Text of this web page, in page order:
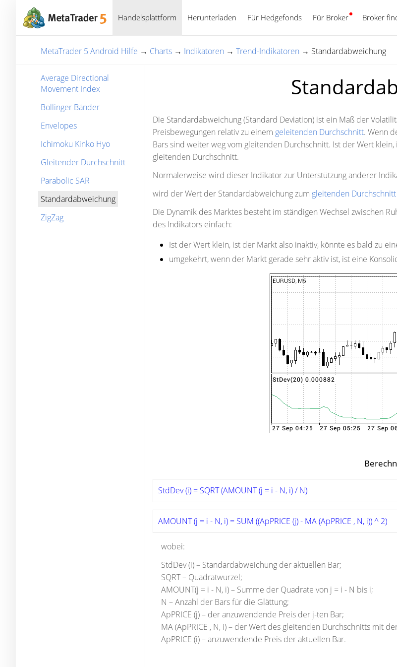
Handelsplattform Herunterladen Für Hedgefonds Für Broker Broker
Deutsch
MetaTrader 5 Android Hilfe → Charts → Indikatoren → Trend-Indikatoren → Standardabweichung
Average Directional
Movement Index
Bollinger Bänder
Envelopes
Ichimoku Kinko Hyo
Gleitender Durchschnitt
Parabolic SAR
Standardabweichung
ZigZag
Die Standardabweichung (Standard Deviation) ist ein Maß der
Preisbewegungen relativ zu einem geleitenden Durchschnitt. Wenn
Bars sind weiter weg vom gleitenden Durchschnitt. Ist der Wert
gleitenden Durchschnitt.
Normalerweise wird dieser Indikator zur Unterstützung anderer
wird der Wert der Standardabweichung zum gleitenden Durchschnitt
Die Dynamik des Marktes besteht im ständigen Wechsel zwischen
des Indikators einfach:
Ist der Wert klein, ist der Markt also inaktiv, könnte es bald zu
umgekehrt, wenn der Markt gerade sehr aktiv ist, ist eine
StdDev (i) = SQRT (AMOUNT (j = i - N, i) / N)
AMOUNT (j = i - N, i) = SUM ((ApPRICE (j) - MA (ApPRICE , N, i)) ^ 2)
wobei:
StdDev (i) – Standardabweichung der aktuellen Bar;
SQRT – Quadratwurzel;
AMOUNT(j = i - N, i) – Summe der Quadrate von j = i - N bis i;
N – Anzahl der Bars für die Glättung;
ApPRICE (j) – der anzuwendende Preis der j-ten Bar;
MA (ApPRICE , N, i) – der Wert des gleitenden Durchschnitts mit
ApPRICE (i) – anzuwendende Preis der aktuellen Bar.